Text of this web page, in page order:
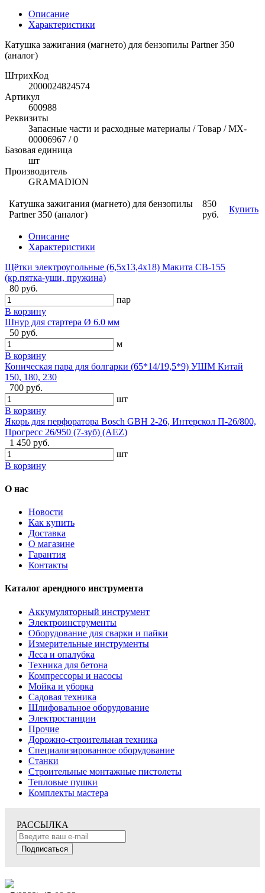
Описание
Характеристики
Катушка зажигания (магнето) для бензопилы Partner 350
(аналог)
ШтрихКод
2000024824574
Артикул
600988
Реквизиты
Запасные части и расходные материалы / Товар / MX-
00006967 / 0
Базовая единица
шт
Производитель
GRAMADION
Катушка зажигания (магнето) для бензопилы
Partner 350 (аналог)
850
руб.
Купить
Описание
Характеристики
Щётки электроугольные (6,5х13,4х18) Макита CB-155
(кр.пятка-уши, пружина)
80 руб.
пар
В корзину
Шнур для стартера Ø 6.0 мм
50 руб.
м
В корзину
Коническая пара для болгарки (65*14/19,5*9) УШМ Китай
150, 180, 230
700 руб.
шт
В корзину
Якорь для перфоратора Bosch GBH 2-26, Интерскол П-26/800,
Прогресс 26/950 (7-зуб) (AEZ)
1 450 руб.
шт
В корзину
О нас
Новости
Как купить
Доставка
О магазине
Гарантия
Контакты
Каталог арендного инструмента
Аккумуляторный инструмент
Электроинструменты
Оборудование для сварки и пайки
Измерительные инструменты
Леса и опалубка
Техника для бетона
Компрессоры и насосы
Мойка и уборка
Садовая техника
Шлифовальное оборудование
Электростанции
Прочие
Дорожно-строительная техника
Специализированное оборудование
Станки
Строительные монтажные пистолеты
Тепловые пушки
Комплекты мастера
РАССЫЛКА
Подписаться